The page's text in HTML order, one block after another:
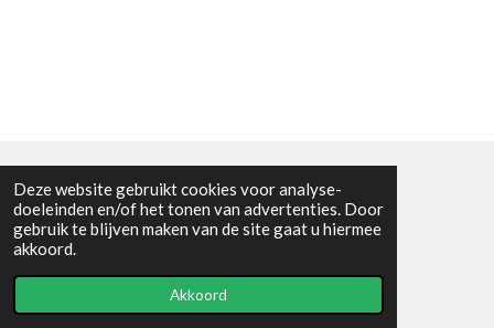
Deze website gebruikt cookies voor analyse-
doeleinden en/of het tonen van advertenties. Door
gebruik te blijven maken van de site gaat u hiermee
akkoord.
Akkoord
Algemene voorwaarden
© 2021 - RC en mineralenshop Het vlinderpad